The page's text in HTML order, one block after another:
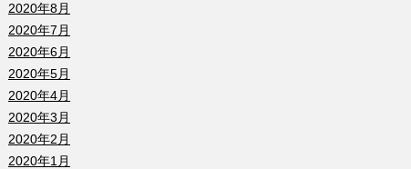
2020年8月
2020年7月
2020年6月
2020年5月
2020年4月
2020年3月
2020年2月
2020年1月